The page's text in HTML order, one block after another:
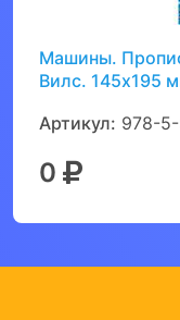
Машины.
Вилс. 145х195
Артикул: 978-
0